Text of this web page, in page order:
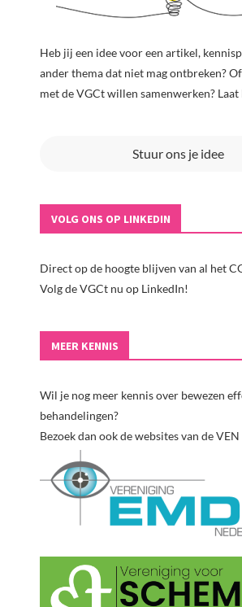
Proefschrift: Navigeren door het
spectrum van mentale gezondheid:...
2 juli 2026
Heb jij een idee voor een artikel,
ander thema dat niet mag ontbreken?
met de VGCt willen samenwerken?
Stuur ons je idee
VOLG ONS OP LINKEDIN
Direct op de hoogte blijven van al het
Volg de VGCt nu op LinkedIn!
MEER KENNIS
Wil je nog meer kennis over bewezen
behandelingen?
Bezoek dan ook de websites van de VEN